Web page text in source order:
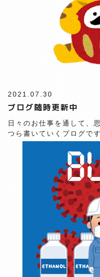
2021.07.30
ブログ随時更新中
日々のお仕事を通して、
つら書いていくブログです